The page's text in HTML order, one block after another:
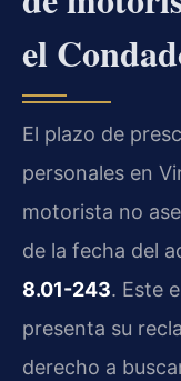
el
El plazo de
personales en
motorista no
de la fecha del
8.01-243. Este
presenta su
derecho a